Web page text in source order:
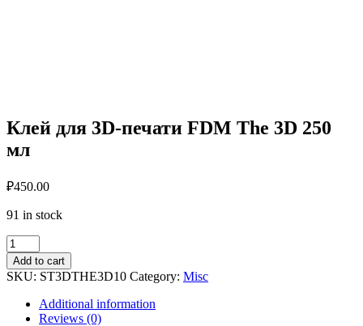
Клей для 3D-печати FDM The 3D 250
мл
₽450.00
91 in stock
Клей
для
3D-
печати
FDM
Add to cart
SKU: ST3DTHE3D10 Category: Misc
Additional information
Reviews (0)